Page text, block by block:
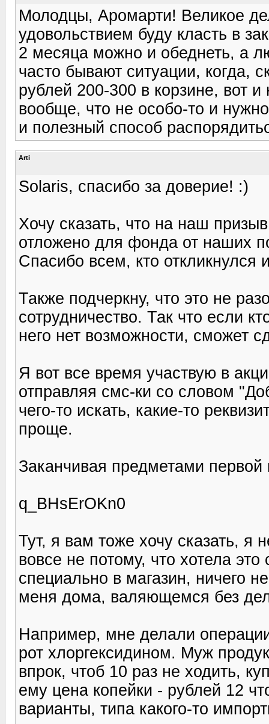
Молодцы, Аромарти! Великое
удовольствием буду класть в
2 месяца можно и обеднеть, а
часто бывают ситуации, когда,
рублей 200-300 в корзине, вот
вообще, что не особо-то и
и полезный способ
Arti
Solaris, спасибо за доверие! :)
Хочу сказать, что на наш
отложено для фонда от наших
Спасибо всем, кто откликнулся
Также подчеркну, что это не
сотрудничество. Так что если
него нет возможности, сможет
Я вот все время участвую в
отправляя смс-ки со словом
чего-то искать, какие-то
проще.
Заканчивая предметами первой
q_BHsErOKn0
Тут, я вам тоже хочу сказать, я
вовсе не потому, что хотела
специально в магазин, ничего
меня дома, валяющемся без
Например, мне делали
рот хлоргексидином. Муж
впрок, чтоб 10 раз не ходить,
ему цена копейки - рублей 12
варианты, типа какого-то